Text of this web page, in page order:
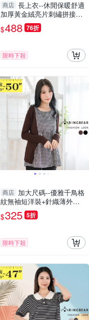
商店 長上衣--休閒保暖舒適
加厚黃金絨亮片刺繡拼接針
織長袖上衣(紅.粉L-3L)-X40
7眼圈熊中大尺碼◎
$488 76折
限時下殺
商店 加大尺碼--優雅千鳥格
紋無袖短洋裝+針織薄外套
兩件式套裝(黑.咖XL-5L)-X1
91眼圈熊中大尺碼
$325 5折
限時下殺